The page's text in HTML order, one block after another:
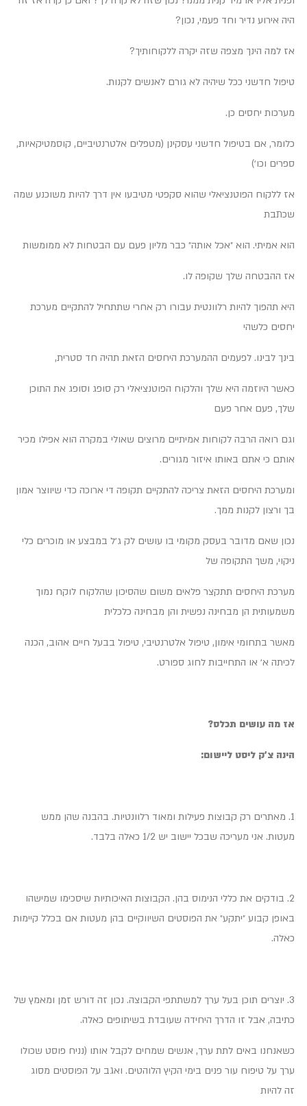
היה אירוע נדיר וחד פעמי, נכון?
אז למה הינך מצפה שזה יקרה ללקוחותיך?
טיפול חדשני ככל שיהיה לא גורם לאנשים לקנות.
מערכות יחסים כן.
כלומר, אם בטיפול חדשני עסקינן (מטפלים אלטרנטיביים, קוסמטיקאיות,
ספרים וכו׳)
אז ללקוח הפוטנציאלי שהוא סקפטי מטיבעו אין דרך להיות משוכנע שמה
שכתבת
הוא אמיתי. הוא ״אכל אותה״ כבר מליון פעם עם הבטחות לא ממומשות
אז ההבטחה שלך שקופה לו.
היא תהפוך להיות רלוונטית עבורו רק אחרי שתתחיל להתקיים מערכת
יחסים כלשהי
בינך לבינו. לפעמים ההמערכת היחסים הזאת תהיה חד סטרית,
כאשר היוזמה היא שלך והלקוח הפוטנציאלי רק סופג וסופג את התוכן
שלך, פעם אחר פעם
וגם רואה הרבה לקוחות אמיתיים מרוצים שאולי במקרה הוא אפילו מכיר
אותם כי אתם באותו איזור מגורים.
ומערכת היחסים הזאת צריכה להתקיים תקופה די ארוכה כדי שיווצר אמון
בך ורצון לקנות ממך.
נכון שאם מדובר בעסק מקומי בו עושים לק ג׳ל במבצע או מוכרים כלי
ניקוי, משך התקופה של
מערכת היחסים תתקצר פלאים משום שהסיכון שהלקוח לוקח נמוך
משמעותית הן מבחינה נפשית והן מבחינה כלכלית
מאשר בתחומי אימון, טיפול אלטרנטיבי, טיפול בבעל חיים אהוב, הכנה
לכיתה א׳ או התחייבות לחוג ספורט.
אז מה עושים תכלס?
הינה צ׳ק ליסט ליישום:
1. מאתרים רק קבוצות פעילות ומאוד רלוונטיות. בהבנה שהן ממש
מעטות. אני מעריכה שבכל יישוב יש 1/2 כאלה בלבד.
2. בודקים את כללי הנימוס בהן. הקבוצות האיכותיות שיסכימו שמישהו
באופן קבוע ״יתקע״ את הפוסטים השיווקיים בהן מעטות אם בכלל קיימות
כאלה.
3. יוצרים תוכן בעל ערך למשתתפי הקבוצה. נכון זה דורש זמן ומאמץ של
כתיבה, אבל זו הדרך היחידה שעובדת בשיתופים כאלה.
כשאנחנו באים לתת ערך, אנשים שמחים לקבל אותו (נניח פוסט שכולו
ערך על טיפוח עור פנים בימי הקיץ הלוהטים. ואגב על הפוסטים מסוג
זה להיות